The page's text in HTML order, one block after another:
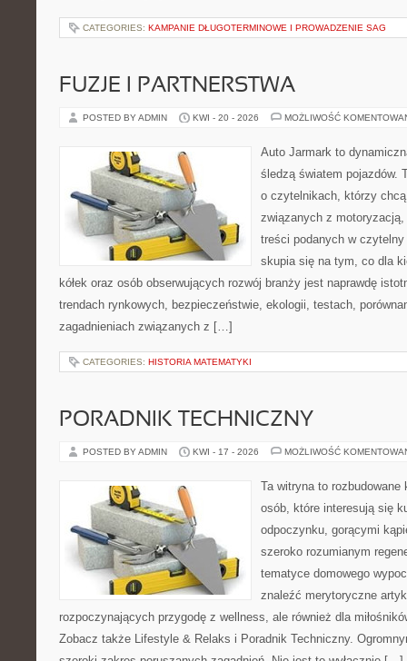
CATEGORIES: KAMPANIE DŁUGOTERMINOWE I PROWADZENIE SAG
FUZJE I PARTNERSTWA
POSTED BY ADMIN KWI - 20 - 2026 MOŻLIWOŚĆ
Auto Jarmark to
śledzą światem pojazdów.
o czytelnikach, którzy
związanych z
treści podanych w
skupia się na tym, co dla
kółek oraz osób obserwujących rozwój branży jest naprawdę
trendach rynkowych, bezpieczeństwie, ekologii, testach,
zagadnieniach związanych z […]
CATEGORIES: HISTORIA MATEMATYKI
PORADNIK TECHNICZNY
POSTED BY ADMIN KWI - 17 - 2026 MOŻLIWOŚĆ
Ta witryna to
osób, które interesują się
odpoczynku, gorącymi
szeroko rozumianym
tematyce domowego
znaleźć merytoryczne
rozpoczynających przygodę z wellness, ale również dla
Zobacz także Lifestyle & Relaks i Poradnik Techniczny.